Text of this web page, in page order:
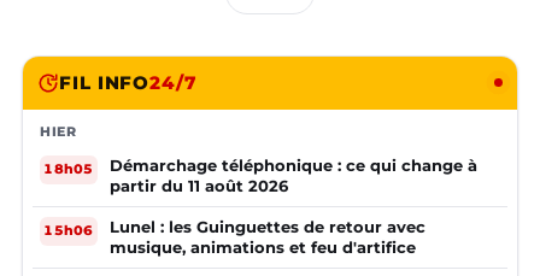
FIL INFO24/7
HIER
18h05
Démarchage téléphonique : ce qui change à
partir du 11 août 2026
15h06
Lunel : les Guinguettes de retour avec
musique, animations et feu d'artifice